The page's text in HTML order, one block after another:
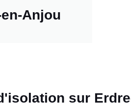
Anjou
sur